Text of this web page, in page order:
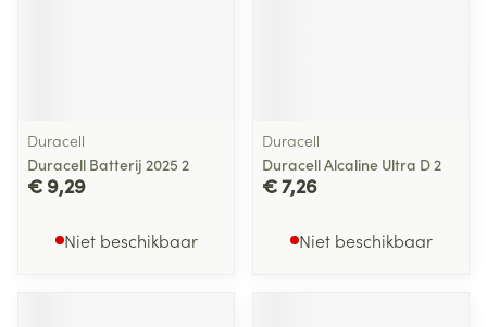
Duracell
Duracell Batterij 2025 2
€ 9,29
Niet beschikbaar
Duracell
Duracell Alcaline Ultra D 2
€ 7,26
Niet beschikbaar